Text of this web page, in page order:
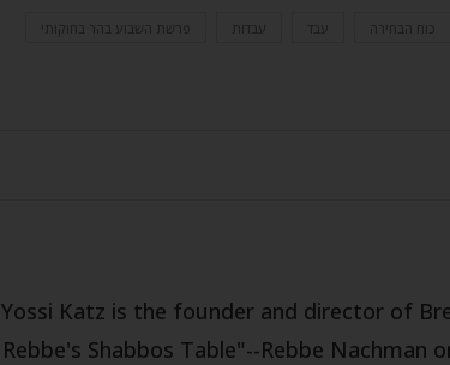
עבדות פרשת השבוע בהר בחוקותי
Yossi Katz is the founder and director of
Rebbe's Shabbos Table"--Rebbe Nachman